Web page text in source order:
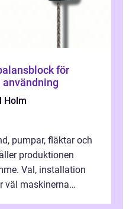
för
Holm
pumpar, fläktar och
produktionen
Val, installation
väl maskinerna